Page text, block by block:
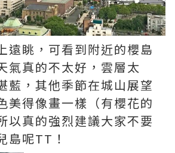
遠眺，可看到附近的櫻島
氣真的不太好，雲層太
藍，其他季節在城山展望
美得像畫一樣（有櫻花的
以真的強烈建議大家不要
島呢TT！